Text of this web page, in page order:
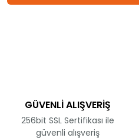
GÜVENLİ ALIŞVERİŞ
256bit SSL Sertifikası ile
güvenli alışveriş